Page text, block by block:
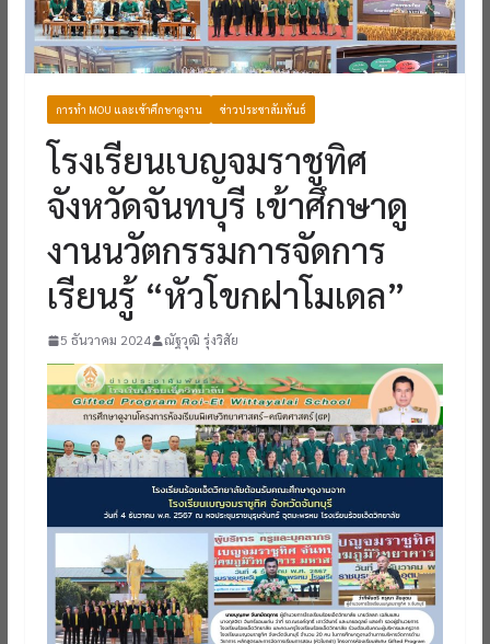
การทำ MOU และเข้าศึกษาดูงาน ข่าวประชาสัมพันธ์
โรงเรียนเบญจมราชูทิศ
จังหวัดจันทบุรี เข้าศึกษาดู
งานนวัตกรรมการจัดการ
เรียนรู้ “หัวโขกฝาโมเดล”
5 ธันวาคม 2024 ณัฐวุฒิ รุ่งวิสัย